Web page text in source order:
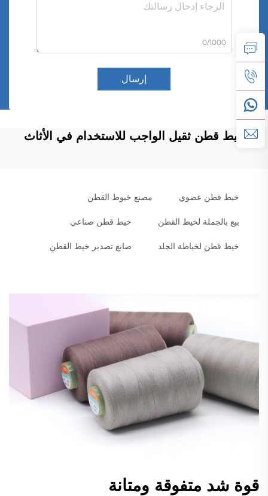
0/1000
إرسال
خيط قطن ثقيل الواجب للاستخدام في الأثاث
خيط قطن عضوي مصنع خيوط القطن
بيع بالجملة لخيط القطن خيط قطن صناعي
خيط قطن لخياطة الجلد صانع تصدير خيط القطن
قوة شد متفوقة ومتانة